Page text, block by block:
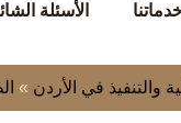
الأسئلة
والتنفيذ في الأردن »